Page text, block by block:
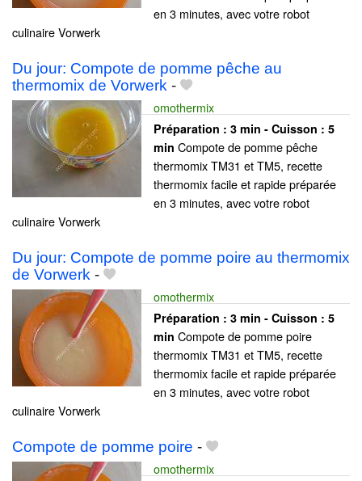
en 3 minutes, avec votre robot
culinaire Vorwerk
Du jour: Compote de pomme pêche au
thermomix de Vorwerk -
omothermix
Préparation : 3 min - Cuisson : 5
min Compote de pomme pêche
thermomix TM31 et TM5, recette
thermomix facile et rapide préparée
en 3 minutes, avec votre robot
culinaire Vorwerk
Du jour: Compote de pomme poire au thermomix
de Vorwerk -
omothermix
Préparation : 3 min - Cuisson : 5
min Compote de pomme poire
thermomix TM31 et TM5, recette
thermomix facile et rapide préparée
en 3 minutes, avec votre robot
culinaire Vorwerk
Compote de pomme poire -
omothermix